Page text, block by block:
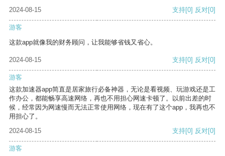
2024-08-15
支持[0] 反对[0]
游客
这款app就像我的财务顾问，让我能够省钱又省心。
2024-08-15 支持[0] 反对[0]
游客
这款加速器app简直是居家旅行必备神器，无论是看视频、玩游戏还是工
作办公，都能畅享高速网络，再也不用担心网速卡顿了。以前出差的时
候，经常因为网速慢而无法正常使用网络，现在有了这个app，我再也不
用担心了。
2024-08-15
支持[0] 反对[0]
游客